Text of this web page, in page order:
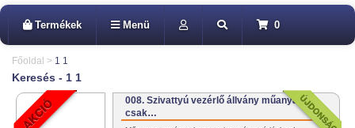
Termékek Menü 0
Főoldal > 1 1
Keresés - 1 1
008. Szivattyú vezérlő állvány műanyag -
csak…